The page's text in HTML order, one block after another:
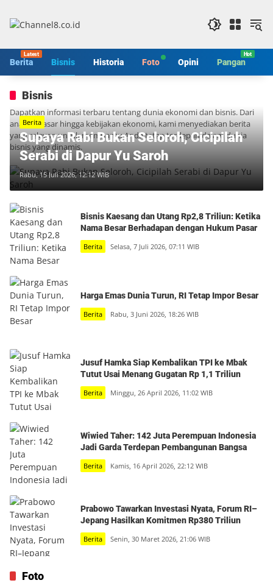
konten
Berita Bisnis Historia Foto Opini Pangan
Bisnis
Dapatkan informasi terbaru tentang dunia ekonomi dan bisnis. Dari
analisis pasar hingga kebijakan ekonomi, kami menyediakan berita
yang relevan untuk membantu Anda tetap terdepan dalam dunia
bisnis yang dinamis.
Berita
Supaya Rabi Bukan Seloroh, Cicipilah
Serabi di Dapur Yu Saroh
Rabu, 15 Juli 2026, 12:12 WIB
Bisnis Kaesang dan Utang Rp2,8 Triliun: Ketika
Nama Besar Berhadapan dengan Hukum Pasar
Berita Selasa, 7 Juli 2026, 07:11 WIB
Harga Emas Dunia Turun, RI Tetap Impor Besar
Berita Rabu, 3 Juni 2026, 18:26 WIB
Jusuf Hamka Siap Kembalikan TPI ke Mbak
Tutut Usai Menang Gugatan Rp 1,1 Triliun
Berita Minggu, 26 April 2026, 11:02 WIB
Wiwied Taher: 142 Juta Perempuan Indonesia
Jadi Garda Terdepan Pembangunan Bangsa
Berita Kamis, 16 April 2026, 22:12 WIB
Prabowo Tawarkan Investasi Nyata, Forum RI–
Jepang Hasilkan Komitmen Rp380 Triliun
Berita Senin, 30 Maret 2026, 21:06 WIB
Foto